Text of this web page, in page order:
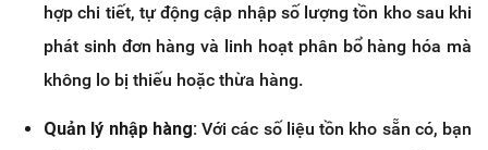
hợp chi tiết, tự động cập nhập số lượng tồn kho sau khi
phát sinh đơn hàng và linh hoạt phân bổ hàng hóa mà
không lo bị thiếu hoặc thừa hàng.
Quản lý nhập hàng:Với các số liệu tồn kho sẵn có, bạn